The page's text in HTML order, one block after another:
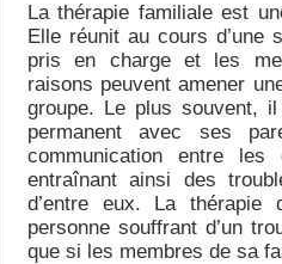
La thérapie familiale est
Elle réunit au cours d’une
pris en charge et les
raisons peuvent amener
groupe. Le plus souvent,
permanent avec ses
communication entre
entraînant ainsi des
d’entre eux. La thérapie
personne souffrant d’un
que si les membres de sa